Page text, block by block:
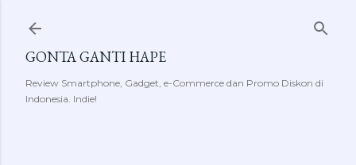
GONTA GANTI HAPE
Review Smartphone, Gadget, e-Commerce dan Promo Diskon di
Indonesia. Indie!